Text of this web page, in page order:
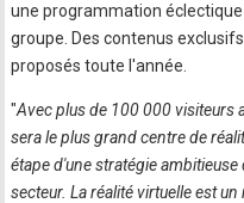
une programmation
groupe. Des contenus
proposés toute l'année.
"Avec plus de 100 000 visiteurs
sera le plus grand centre de
étape d'une stratégie
secteur. La réalité virtuelle est